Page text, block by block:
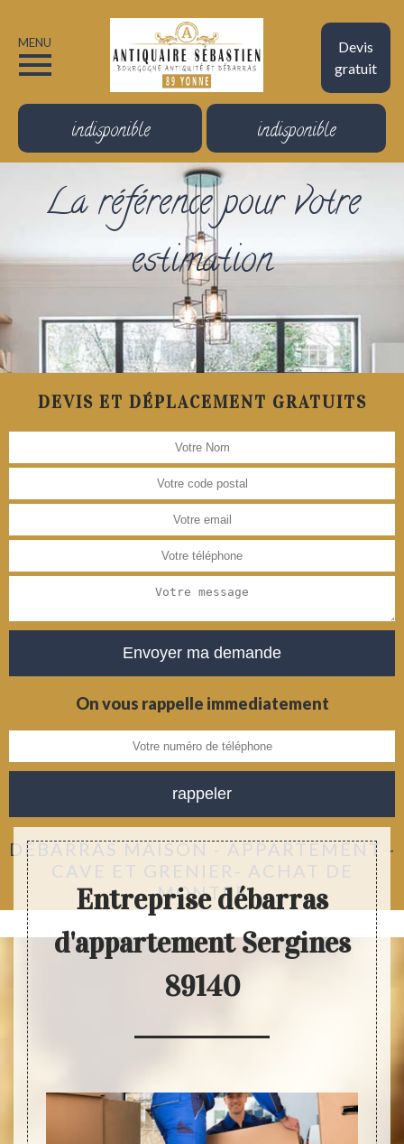
Devis
gratuit
MENU
indisponible indisponible
La référence pour votre
estimation
DEVIS ET DÉPLACEMENT GRATUITS
On vous rappelle immediatement
DÉBARRAS MAISON - APPARTEMENT -
CAVE ET GRENIER- ACHAT DE
MONTRE
Entreprise débarras
d'appartement Sergines
89140